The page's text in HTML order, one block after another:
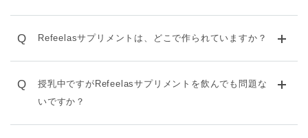
Q Refeelasサプリメントは、どこで作られていますか？
Q
授乳中ですがRefeelasサプリメントを飲んでも問題な
いですか？